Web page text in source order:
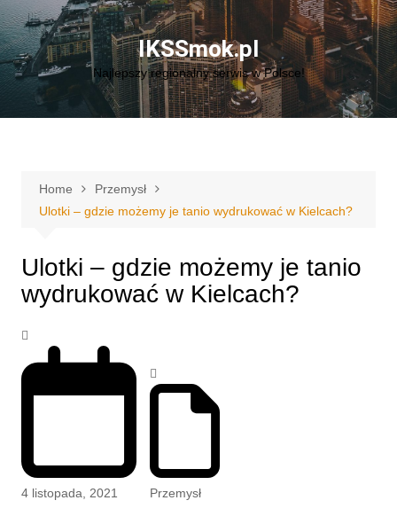
to
content
IKSSmok.pl
Najlepszy regionalny serwis w Polsce!
Home
Przemysł
Ulotki – gdzie możemy je tanio wydrukować w Kielcach?
Ulotki – gdzie możemy je tanio
wydrukować w Kielcach?
4 listopada, 2021 Przemysł